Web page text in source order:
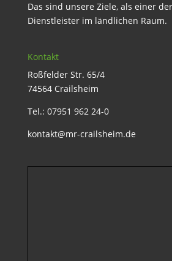
Das sind unsere Ziele, als einer
Dienstleister im ländlichen Raum.
Kontakt
Roßfelder Str. 65/4
74564 Crailsheim
Tel.: 07951 962 24-0
kontakt@mr-crailsheim.de